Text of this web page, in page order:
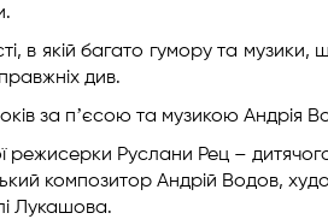
в якій багато гумору та
див.
за пʼєсою та музикою Андрія
режисерки Руслани Рец –
композитор Андрій Водов,
Лукашова.